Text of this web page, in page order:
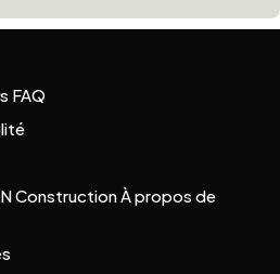
FAQ
Construction À propos de